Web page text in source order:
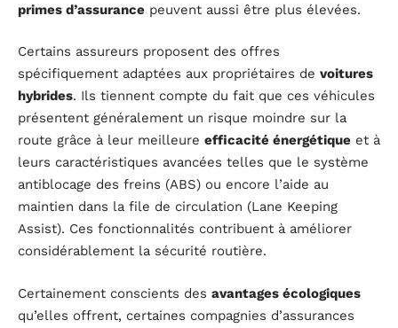
primes d’assurance peuvent aussi être plus élevées.
Certains assureurs proposent des offres
spécifiquement adaptées aux propriétaires de voitures
hybrides. Ils tiennent compte du fait que ces véhicules
présentent généralement un risque moindre sur la
route grâce à leur meilleure efficacité énergétique et à
leurs caractéristiques avancées telles que le système
antiblocage des freins (ABS) ou encore l’aide au
maintien dans la file de circulation (Lane Keeping
Assist). Ces fonctionnalités contribuent à améliorer
considérablement la sécurité routière.
Certainement conscients des avantages écologiques
qu’elles offrent, certaines compagnies d’assurances